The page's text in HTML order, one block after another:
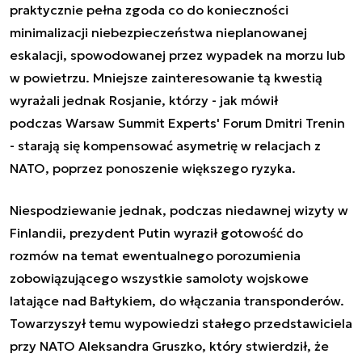
praktycznie pełna zgoda co do konieczności
minimalizacji niebezpieczeństwa nieplanowanej
eskalacji, spowodowanej przez wypadek na morzu lub
w powietrzu. Mniejsze zainteresowanie tą kwestią
wyrażali jednak Rosjanie, którzy - jak mówił
podczas Warsaw Summit Experts' Forum Dmitri Trenin
- starają się kompensować asymetrię w relacjach z
NATO, poprzez ponoszenie większego ryzyka.
Niespodziewanie jednak, podczas niedawnej wizyty w
Finlandii, prezydent Putin wyraził gotowość do
rozmów na temat ewentualnego porozumienia
zobowiązującego wszystkie samoloty wojskowe
latające nad Bałtykiem, do włączania transponderów.
Towarzyszył temu wypowiedzi stałego przedstawiciela
przy NATO Aleksandra Gruszko, który stwierdził, że